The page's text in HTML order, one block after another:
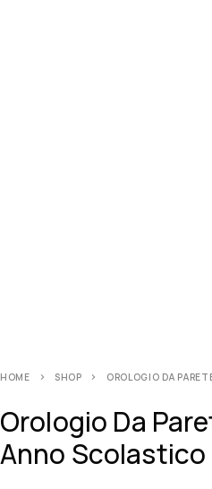
HOME SHOP OROLOGIO DA
Orologio Da
Anno Scolastico